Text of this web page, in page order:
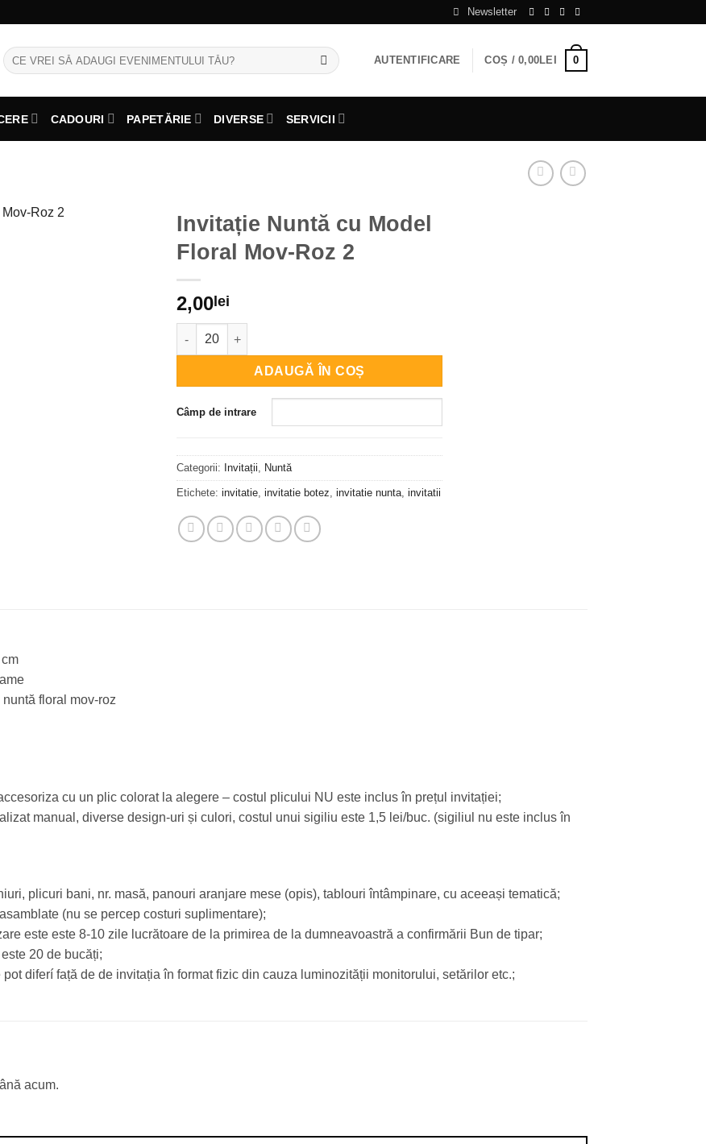
Newsletter
Caută
după:
AUTENTIFICARE COȘ /0,00LEI 0
CADOURI PAPETĂRIE DIVERSE SERVICII
Invitație Nuntă cu Model
Floral Mov-Roz 2
2,00 lei
Cantitate Invitație Nuntă cu Model Floral Mov-Roz 2
ADAUGĂ ÎN COȘ
Câmp de intrare
Categorii: Invitații Nuntă
Etichete: invitatie invitatie botez invitatie nunta invitatii
floral mov-roz
cu un plic colorat la alegere – costul plicului NU este inclus în prețul invitației;
manual, diverse design-uri și culori, costul unui sigiliu este 1,5 lei/buc. (sigiliul nu este inclus în
plicuri bani, nr. masă, panouri aranjare mese (opis), tablouri întâmpinare, cu aceeași tematică;
(nu se percep costuri suplimentare);
este este 8-10 zile lucrătoare de la primirea de la dumneavoastră a confirmării Bun de tipar;
20 de bucăți;
diferí față de de invitația în format fizic din cauza luminozității monitorului, setărilor etc.;
acum.